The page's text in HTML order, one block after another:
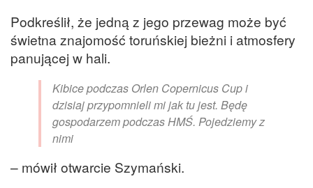
Podkreślił, że jedną z jego przewag może być
świetna znajomość toruńskiej bieżni i atmosfery
panującej w hali.
Kibice podczas Orlen Copernicus Cup i
dzisiaj przypomnieli mi jak tu jest. Będę
gospodarzem podczas HMŚ. Pojedziemy z
nimi
– mówił otwarcie Szymański.